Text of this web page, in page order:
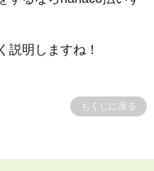
説明しますね！
もくじに戻る